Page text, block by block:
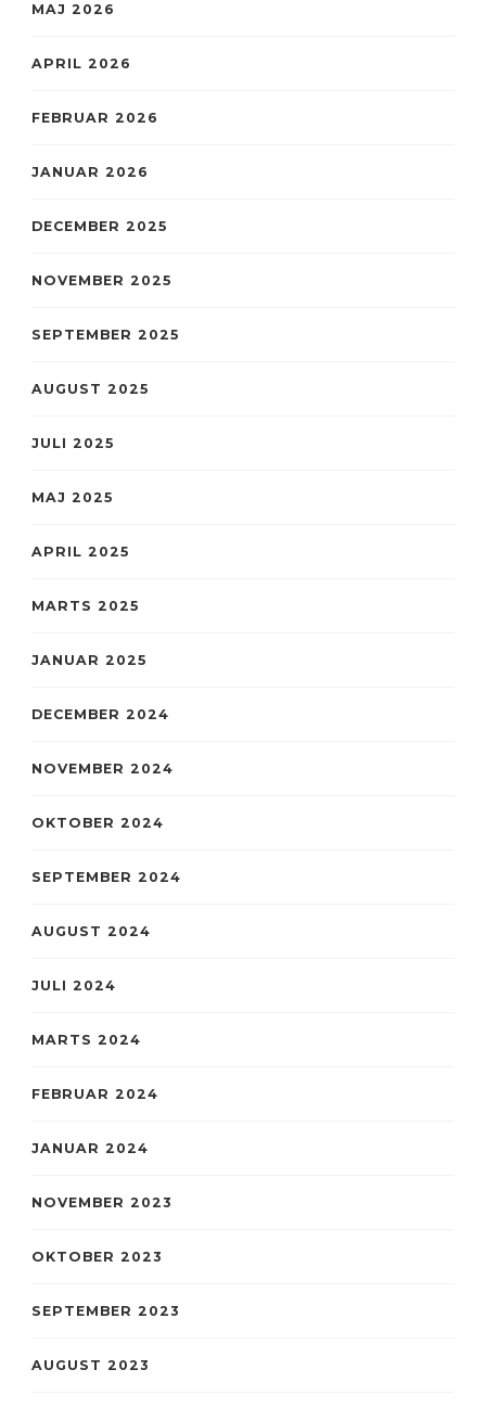
MAJ 2026
APRIL 2026
FEBRUAR 2026
JANUAR 2026
DECEMBER 2025
NOVEMBER 2025
SEPTEMBER 2025
AUGUST 2025
JULI 2025
MAJ 2025
APRIL 2025
MARTS 2025
JANUAR 2025
DECEMBER 2024
NOVEMBER 2024
OKTOBER 2024
SEPTEMBER 2024
AUGUST 2024
JULI 2024
MARTS 2024
FEBRUAR 2024
JANUAR 2024
NOVEMBER 2023
OKTOBER 2023
SEPTEMBER 2023
AUGUST 2023